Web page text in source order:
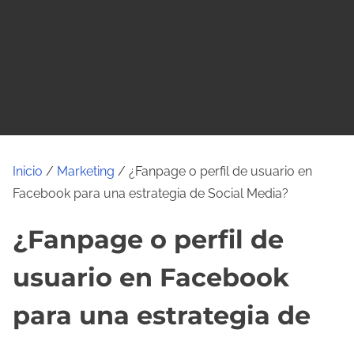
Inicio / Marketing / ¿Fanpage o perfil de usuario en
Facebook para una estrategia de Social Media?
¿Fanpage o perfil de
usuario en Facebook
para una estrategia de